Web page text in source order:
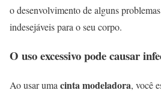
o desenvolvimento de alguns
indesejáveis para o seu corpo.
O uso excessivo pode causar
Ao usar uma cinta modeladora, você